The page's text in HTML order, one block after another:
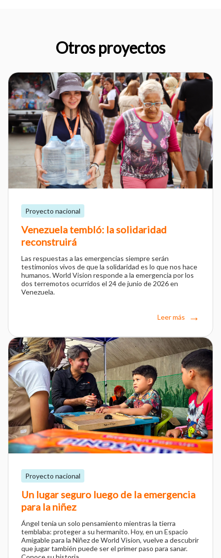
Otros proyectos
Proyecto nacional
Venezuela tembló: la solidaridad
reconstruirá
Las respuestas a las emergencias siempre serán
testimonios vivos de que la solidaridad es lo que nos hace
humanos. World Vision responde a la emergencia por los
dos terremotos ocurridos el 24 de junio de 2026 en
Venezuela.
Leer más
Proyecto nacional
Un lugar seguro luego de la emergencia
para la niñez
Ángel tenía un solo pensamiento mientras la tierra
temblaba: proteger a su hermanito. Hoy, en un Espacio
Amigable para la Niñez de World Vision, vuelve a descubrir
que jugar también puede ser el primer paso para sanar.